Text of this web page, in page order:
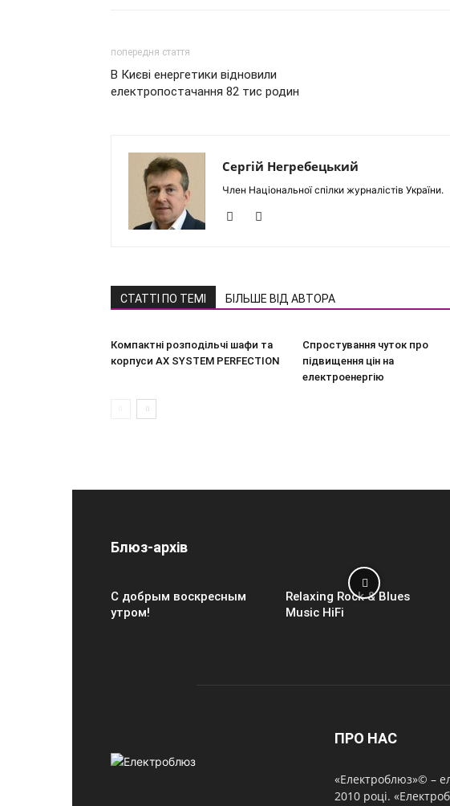
попередня стаття
В Києві енергетики відновили
електропостачання 82 тис родин
Сергій Негребецький
Член Національної спілки журналістів України.
СТАТТІ ПО ТЕМІ БІЛЬШЕ ВІД АВТОРА
Компактні розподільчі шафи та
корпуси AX SYSTEM PERFECTION
Спростування чуток про
підвищення цін на
електроенергію
Блюз-архів
С добрым воскресным
утром!
Relaxing Rock & Blues
Music HiFi
ПРО НАС
«Електроблюз»© –
2010 році.